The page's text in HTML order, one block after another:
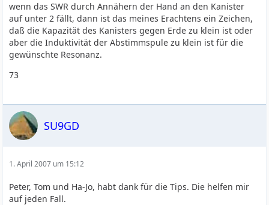
wenn das SWR durch Annähern der Hand an den Kanister
auf unter 2 fällt, dann ist das meines Erachtens ein Zeichen,
daß die Kapazität des Kanisters gegen Erde zu klein ist oder
aber die Induktivität der Abstimmspule zu klein ist für die
gewünschte Resonanz.
73
SU9GD
1. April 2007 um 15:12
Peter, Tom und Ha-Jo, habt dank für die Tips. Die helfen mir
auf jeden Fall.